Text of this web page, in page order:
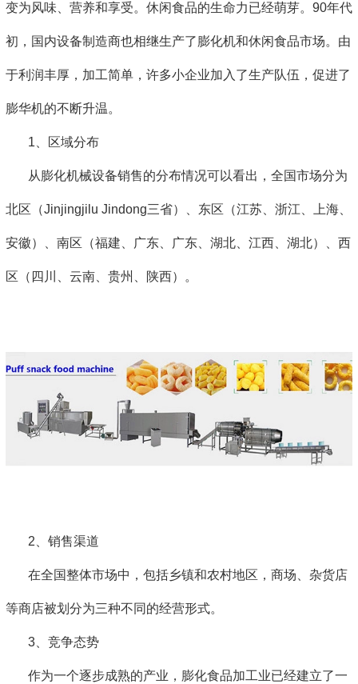
变为风味、营养和享受。休闲食品的生命力已经萌芽。90年代
初，国内设备制造商也相继生产了膨化机和休闲食品市场。由
于利润丰厚，加工简单，许多小企业加入了生产队伍，促进了
膨华机的不断升温。
1、区域分布
从膨化机械设备销售的分布情况可以看出，全国市场分为
北区（Jinjingjilu Jindong三省）、东区（江苏、浙江、上海、
安徽）、南区（福建、广东、广东、湖北、江西、湖北）、西
区（四川、云南、贵州、陕西）。
2、销售渠道
在全国整体市场中，包括乡镇和农村地区，商场、杂货店
等商店被划分为三种不同的经营形式。
3、竞争态势
作为一个逐步成熟的产业，膨化食品加工业已经建立了一